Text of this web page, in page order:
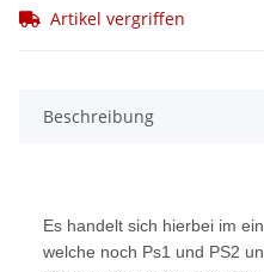
Artikel vergriffen
Beschreibung
Es handelt sich hierbei im
welche noch Ps1 und PS2